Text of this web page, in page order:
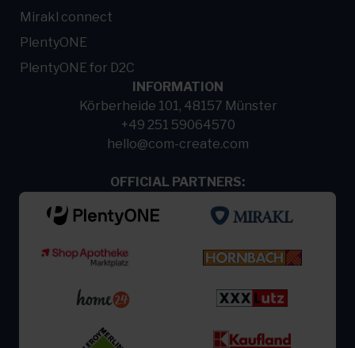
Mirakl connect
PlentyONE
PlentyONE for D2C
INFORMATION
Körberheide 101, 48157 Münster
+49 251 59064570
hello@com-create.com
OFFICIAL PARTNERS: